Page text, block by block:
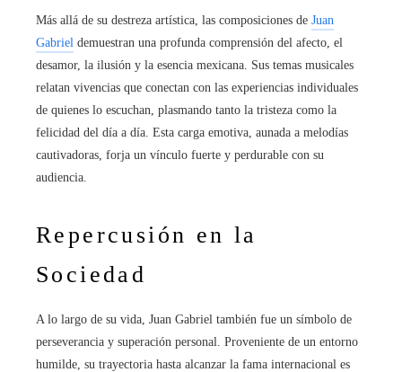
Más allá de su destreza artística, las composiciones de Juan
Gabriel demuestran una profunda comprensión del afecto, el
desamor, la ilusión y la esencia mexicana. Sus temas musicales
relatan vivencias que conectan con las experiencias individuales
de quienes lo escuchan, plasmando tanto la tristeza como la
felicidad del día a día. Esta carga emotiva, aunada a melodías
cautivadoras, forja un vínculo fuerte y perdurable con su
audiencia.
Repercusión en la
Sociedad
A lo largo de su vida, Juan Gabriel también fue un símbolo de
perseverancia y superación personal. Proveniente de un entorno
humilde, su trayectoria hasta alcanzar la fama internacional es